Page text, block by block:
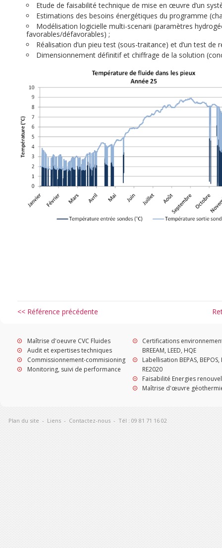
Etude de faisabilité technique de mise en œuvre d’un
Estimations des besoins énergétiques du programme
Modélisation logicielle multi-scenarii (paramètres
favorables/défavorables) ;
Réalisation d’un pieu test (sous-traitance) et d’un test de
Dimensionnement définitif et chiffrage de la solution
<< Référence précédente
Maîtrise d'oeuvre CVC Fluides
Audit et expertises techniques
Commissionnement-commisioning
Monitoring, suivi de performance
Certifications
BREEAM, LEED, HQE
Labellisation BEPAS, BEPOS,
RE2020
Faisabilité Energies
Maîtrise d'œuvre
Plan du site - Liens - Contactez-nous - Tél : 09 81 71 16 02